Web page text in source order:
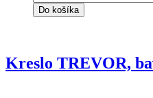
Do košíka
Kreslo TREVOR,